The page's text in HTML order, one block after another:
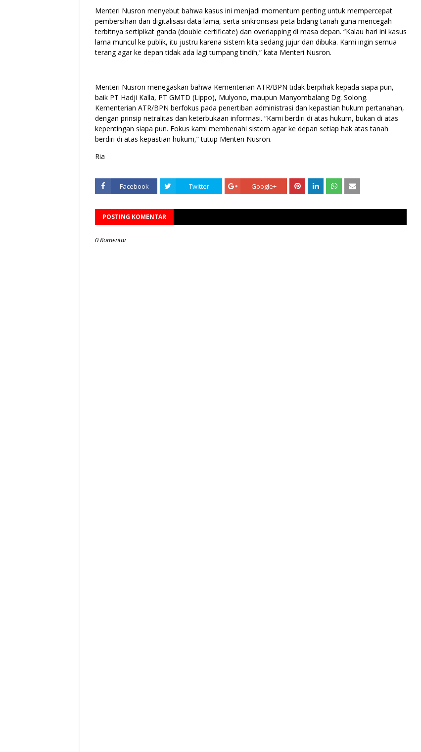
Menteri Nusron menyebut bahwa kasus ini menjadi momentum penting untuk mempercepat
pembersihan dan digitalisasi data lama, serta sinkronisasi peta bidang tanah guna mencegah
terbitnya sertipikat ganda (double certificate) dan overlapping di masa depan. “Kalau hari ini kasus
lama muncul ke publik, itu justru karena sistem kita sedang jujur dan dibuka. Kami ingin semua
terang agar ke depan tidak ada lagi tumpang tindih,” kata Menteri Nusron.
Menteri Nusron menegaskan bahwa Kementerian ATR/BPN tidak berpihak kepada siapa pun,
baik PT Hadji Kalla, PT GMTD (Lippo), Mulyono, maupun Manyombalang Dg. Solong.
Kementerian ATR/BPN berfokus pada penertiban administrasi dan kepastian hukum pertanahan,
dengan prinsip netralitas dan keterbukaan informasi. “Kami berdiri di atas hukum, bukan di atas
kepentingan siapa pun. Fokus kami membenahi sistem agar ke depan setiap hak atas tanah
berdiri di atas kepastian hukum,” tutup Menteri Nusron.
Ria
Facebook Twitter Google+
POSTING KOMENTAR
0 Komentar